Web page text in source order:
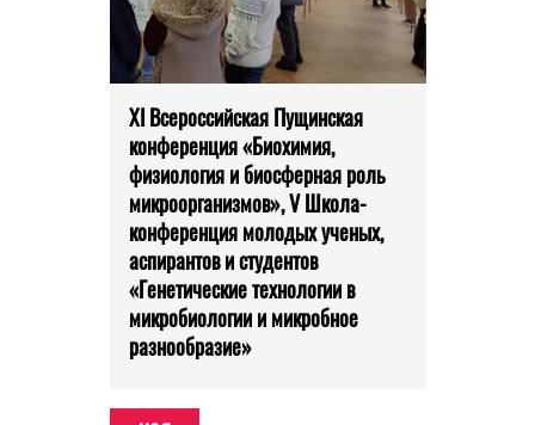
XI Всероссийская Пущинская
конференция «Биохимия,
физиология и биосферная роль
микроорганизмов», V Школа-
конференция молодых ученых,
аспирантов и студентов
«Генетические технологии в
микробиологии и микробное
разнообразие»